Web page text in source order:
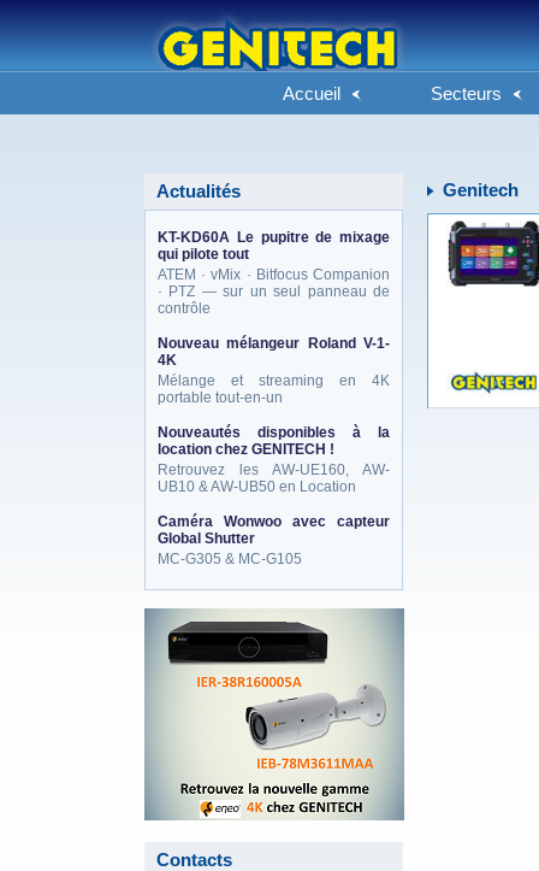
Accueil Secteurs
Actualités
KT-KD60A Le pupitre de mixage
qui pilote tout
ATEM · vMix · Bitfocus Companion
· PTZ — sur un seul panneau de
contrôle
Nouveau mélangeur Roland V-1-
4K
Mélange et streaming en 4K
portable tout-en-un
Nouveautés disponibles à la
location chez GENITECH !
Retrouvez les AW-UE160, AW-
UB10 & AW-UB50 en Location
Caméra Wonwoo avec capteur
Global Shutter
MC-G305 & MC-G105
Contacts
Genitech